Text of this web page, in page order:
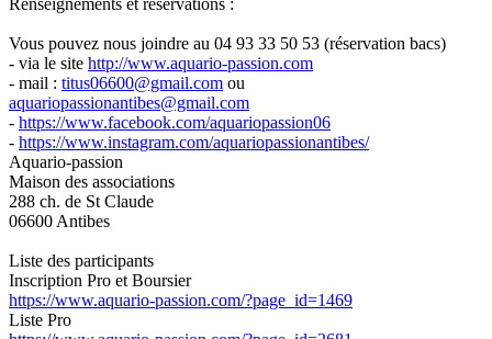
Renseignements et réservations :
Vous pouvez nous joindre au 04 93 33 50 53 (réservation bacs)
- via le site http://www.aquario-passion.com
- mail : titus06600@gmail.com ou
aquariopassionantibes@gmail.com
- https://www.facebook.com/aquariopassion06
- https://www.instagram.com/aquariopassionantibes/
Aquario-passion
Maison des associations
288 ch. de St Claude
06600 Antibes
Liste des participants
Inscription Pro et Boursier
https://www.aquario-passion.com/?page_id=1469
Liste Pro